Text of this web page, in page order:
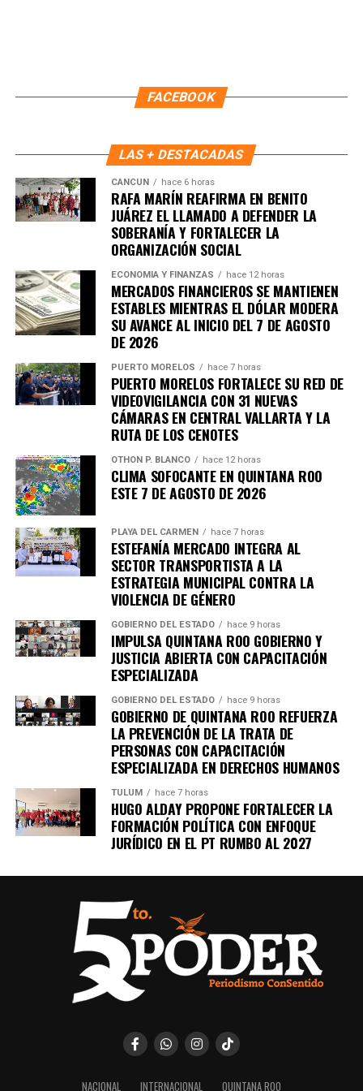
recursos naturales también significa defender nuestra
calidad de vida”, expresó.
Fuente: 5to Poder Agencia de Noticias
Recibe las noticias al instante
Únete al canal oficial de WhatsApp de
importantes de Quintana Roo directamente
en tu teléfono.
FACEBOOK
LAS + DESTACADAS
CANCÚN hace 6 horas
RAFA MARÍN REAFIRMA EN BENITO
JUÁREZ EL LLAMADO A DEFENDER LA
SOBERANÍA Y FORTALECER LA
ORGANIZACIÓN SOCIAL
ECONOMÍA Y FINANZAS hace 12 horas
MERCADOS FINANCIEROS SE MANTIENEN
ESTABLES MIENTRAS EL DÓLAR MODERA
SU AVANCE AL INICIO DEL 7 DE AGOSTO
DE 2026
PUERTO MORELOS hace 7 horas
PUERTO MORELOS FORTALECE SU RED DE
VIDEOVIGILANCIA CON 31 NUEVAS
CÁMARAS EN CENTRAL VALLARTA Y LA
RUTA DE LOS CENOTES
OTHON P. BLANCO hace 12 horas
CLIMA SOFOCANTE EN QUINTANA ROO
ESTE 7 DE AGOSTO DE 2026
PLAYA DEL CARMEN hace 7 horas
ESTEFANÍA MERCADO INTEGRA AL
SECTOR TRANSPORTISTA A LA
ESTRATEGIA MUNICIPAL CONTRA LA
VIOLENCIA DE GÉNERO
GOBIERNO DEL ESTADO hace 9 horas
IMPULSA QUINTANA ROO GOBIERNO Y
JUSTICIA ABIERTA CON CAPACITACIÓN
ESPECIALIZADA
GOBIERNO DEL ESTADO hace 9 horas
GOBIERNO DE QUINTANA ROO REFUERZA
LA PREVENCIÓN DE LA TRATA DE
PERSONAS CON CAPACITACIÓN
ESPECIALIZADA EN DERECHOS HUMANOS
TULUM hace 7 horas
HUGO ALDAY PROPONE FORTALECER LA
FORMACIÓN POLÍTICA CON ENFOQUE
JURÍDICO EN EL PT RUMBO AL 2027
NACIONAL INTERNACIONAL QUINTANA ROO